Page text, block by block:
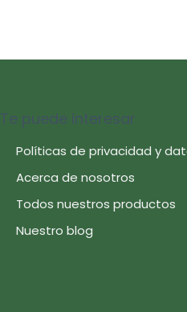
Te puede interesar
Políticas de privacidad y
Acerca de nosotros
Todos nuestros productos
Nuestro blog